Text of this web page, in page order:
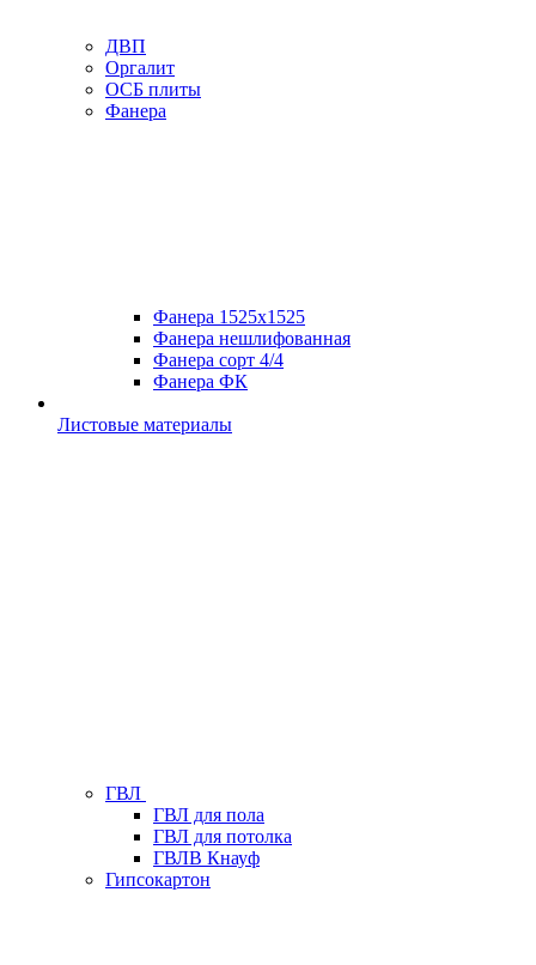
ДВП
Оргалит
ОСБ плиты
Фанера
Фанера 1525х1525
Фанера нешлифованная
Фанера сорт 4/4
Фанера ФК
Листовые материалы
ГВЛ
ГВЛ для пола
ГВЛ для потолка
ГВЛВ Кнауф
Гипсокартон